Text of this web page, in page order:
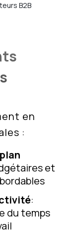
B2B
en
:
et
:
du temps